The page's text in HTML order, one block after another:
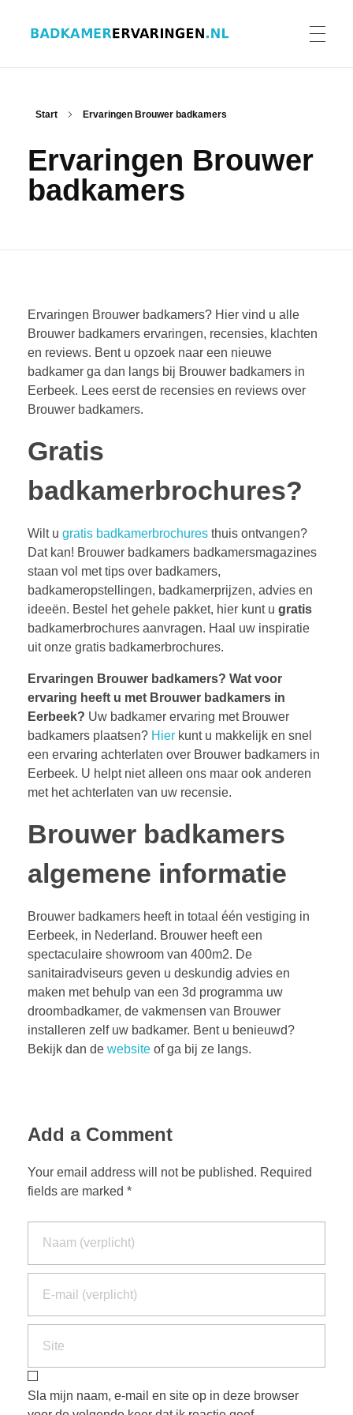
ERVARINGEN BADKAMERS
CONTACT
Start Ervaringen Brouwer badkamers
Ervaringen Brouwer
badkamers
Ervaringen Brouwer badkamers? Hier vind u alle
Brouwer badkamers ervaringen, recensies, klachten
en reviews. Bent u opzoek naar een nieuwe
badkamer ga dan langs bij Brouwer badkamers in
Eerbeek. Lees eerst de recensies en reviews over
Brouwer badkamers.
Gratis
badkamerbrochures?
Wilt u gratis badkamerbrochures thuis ontvangen?
Dat kan! Brouwer badkamers badkamersmagazines
staan vol met tips over badkamers,
badkameropstellingen, badkamerprijzen, advies en
ideeën. Bestel het gehele pakket, hier kunt u gratis
badkamerbrochures aanvragen. Haal uw inspiratie
uit onze gratis badkamerbrochures.
Ervaringen Brouwer badkamers? Wat voor
ervaring heeft u met Brouwer badkamers in
Eerbeek? Uw badkamer ervaring met Brouwer
badkamers plaatsen? Hier kunt u makkelijk en snel
een ervaring achterlaten over Brouwer badkamers in
Eerbeek. U helpt niet alleen ons maar ook anderen
met het achterlaten van uw recensie.
Brouwer badkamers
algemene informatie
Brouwer badkamers heeft in totaal één vestiging in
Eerbeek, in Nederland. Brouwer heeft een
spectaculaire showroom van 400m2. De
sanitairadviseurs geven u deskundig advies en
maken met behulp van een 3d programma uw
droombadkamer, de vakmensen van Brouwer
installeren zelf uw badkamer. Bent u benieuwd?
Bekijk dan de website of ga bij ze langs.
Add a Comment
Your email address will not be published. Required
fields are marked *
Sla mijn naam, e-mail en site op in deze browser